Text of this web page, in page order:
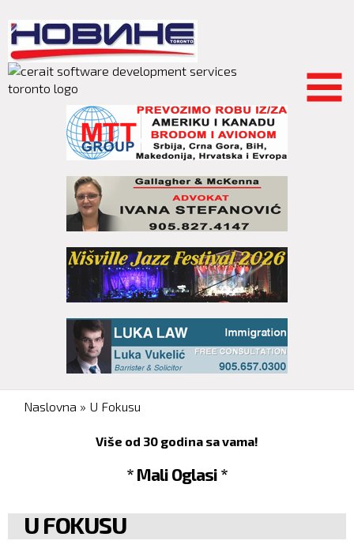
main
content
You are here
Naslovna » U Fokusu
Više od 30 godina sa vama!
* Mali Oglasi *
U FOKUSU